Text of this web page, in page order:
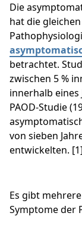
Die
hat die
betrachtet.
zwischen 5 %
innerhalb
PAOD-Studie
von sieben
entwickelten. [1]
Es gibt
Symptome der